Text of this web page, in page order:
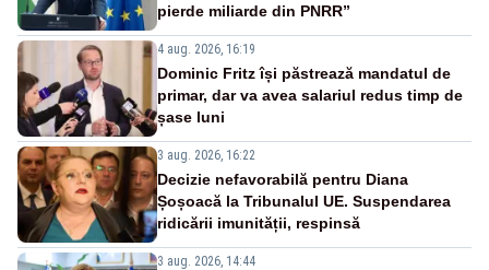
pierde miliarde din PNRR”
4 aug. 2026, 16:19
Dominic Fritz își păstrează mandatul de
primar, dar va avea salariul redus timp de
șase luni
3 aug. 2026, 16:22
Decizie nefavorabilă pentru Diana
Șoșoacă la Tribunalul UE. Suspendarea
ridicării imunității, respinsă
3 aug. 2026, 14:44